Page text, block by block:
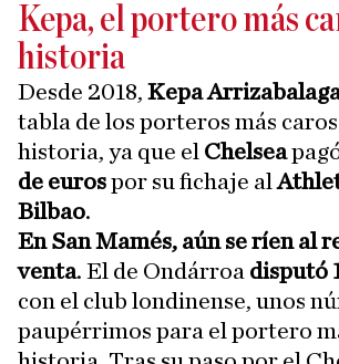
Kepa, el portero más
historia
Desde 2018, Kepa
tabla de los porteros más caros
historia, ya que el Chelsea
de eurospor su fichaje al
Bilbao.
En San Mamés, aún se ríen al
venta. El de Ondárroa disputó
con el club londinense, unos
paupérrimos para el portero